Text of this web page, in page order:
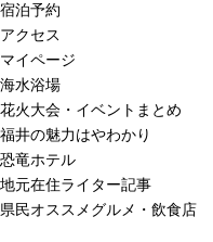
宿泊予約
アクセス
マイページ
海水浴場
花火大会・イベントまとめ
福井の魅力はやわかり
恐竜ホテル
地元在住ライター記事
県民オススメグルメ・飲食店